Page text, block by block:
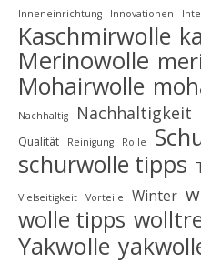
Inneneinrichtung Innovationen
Kaschmirwolle
Merinowolle
Mohairwolle
Nachhaltig Nachhaltigkeit
Qualität Reinigung Rolle
schurwolle tipps
Vielseitigkeit Vorteile Winter
wolle tipps
Yakwolle